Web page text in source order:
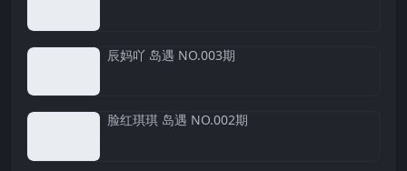
辰妈吖 岛遇 NO.003期
脸红琪琪 岛遇 NO.002期